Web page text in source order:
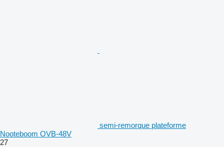
semi-remorque plateforme
Nooteboom OVB-48V
27